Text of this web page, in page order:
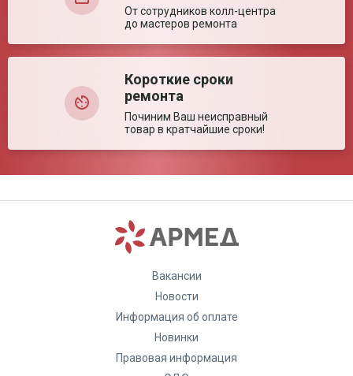
От сотрудников колл-центра
до мастеров ремонта
Короткие сроки
ремонта
Починим Ваш неисправный
товар в кратчайшие сроки!
Вакансии
Новости
Информация об оплате
Новинки
Правовая информация